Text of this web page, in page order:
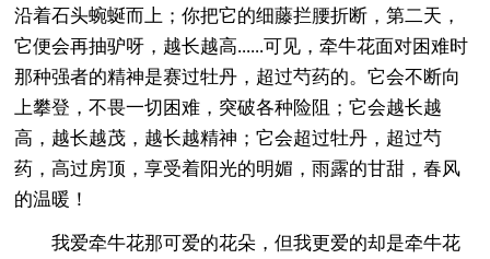
沿着石头蜿蜒而上；你把它的细藤拦腰折断，第二天，
它便会再抽驴呀，越长越高......可见，牵牛花面对困难时
那种强者的精神是赛过牡丹，超过芍药的。它会不断向
上攀登，不畏一切困难，突破各种险阻；它会越长越
高，越长越茂，越长越精神；它会超过牡丹，超过芍
药，高过房顶，享受着阳光的明媚，雨露的甘甜，春风
的温暖！
我爱牵牛花那可爱的花朵，但我更爱的却是牵牛花